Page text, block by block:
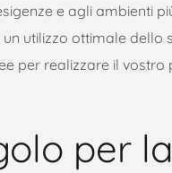
e agli ambienti
utilizzo ottimale dello
per realizzare il vostro
per la